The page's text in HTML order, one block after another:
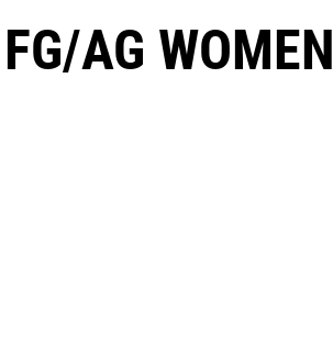
AG WOMEN